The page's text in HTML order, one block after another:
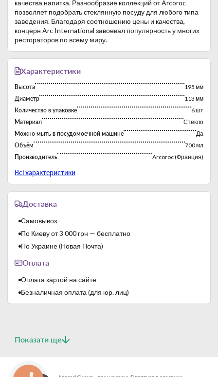
качества напитка. Разнообразие коллекций от Arcoroc
позволяет подобрать стеклянную посуду для любого типа
заведения. Благодаря соотношению цены и качества,
концерн Arc International завоевал популярность у многих
рестораторов по всему миру.
Характеристики
Высота
195 мм
Диаметр
113 мм
Количество в упаковке
6 шт
Материал
Стекло
Можно мыть в посудомоечной машине
Да
Объём
700 мл
Производитель
Arcoroc (Франция)
Серия
Цвет
Прозрачный
Всі характеристики
Доставка
Самовывоз
По Киеву от 3 000 грн — бесплатно
По Украине (Новая Почта)
Оплата
Оплата картой на сайте
Безналичная оплата (для юр. лиц)
Показати ще